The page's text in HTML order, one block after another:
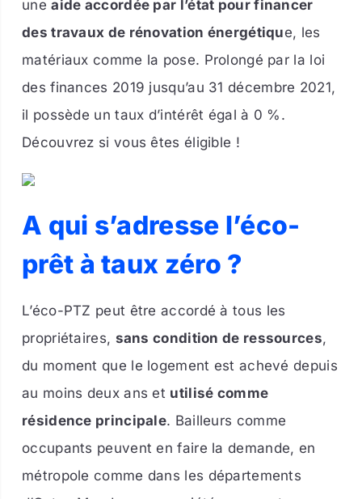
uneaide accordée par l’état pour financer
des travaux de rénovation énergétique, les
matériaux comme la pose. Prolongé par la loi
des finances 2019 jusqu’au 31 décembre 2021,
il possède un taux d’intérêt égal à 0 %.
Découvrez si vous êtes éligible !
A qui s’adresse l’éco-
prêt à taux zéro ?
L’éco-PTZ peut être accordé à tous les
propriétaires, sans condition de ressources,
du moment que le logement est achevé depuis
au moins deux ans et utilisé comme
résidence principale. Bailleurs comme
occupants peuvent en faire la demande, en
métropole comme dans les départements